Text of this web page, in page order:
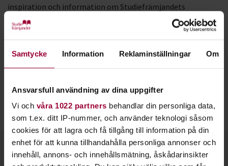
Samtycke Information Reklaminställningar Om
Ansvarsfull användning av dina uppgifter
Vi och våra 1022 partners behandlar din personliga data,
som t.ex. ditt IP-nummer, och använder teknologi såsom
cookies för att lagra och få tillgång till information på din
enhet för att kunna tillhandahålla personliga annonser och
innehåll, annons- och innehållsmätning, åskådarinsikter
inspiration och information om Studiefrämjandets
verksamhet kopplad till spelkultur. Vi är också väldigt glada
över att vår medlemsorganisation Sverok finns med i
samarbetet.
Tidningen riktar sig till dig som är intresserad av spelkultur
sömnad, foam‑ och målningsarbete, peruker, 3D‑printing,
lajv- och cosplayföreningar, spelkaraktärer, samt musik från
spel och filmer – och mycket, mycket mer.
Kontakt